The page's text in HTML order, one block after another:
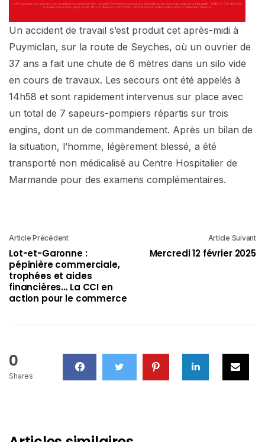
Un accident de travail s’est produit cet après-midi à
Puymiclan, sur la route de Seyches, où un ouvrier de
37 ans a fait une chute de 6 mètres dans un silo vide
en cours de travaux. Les secours ont été appelés à
14h58 et sont rapidement intervenus sur place avec
un total de 7 sapeurs-pompiers répartis sur trois
engins, dont un de commandement. Après un bilan de
la situation, l’homme, légèrement blessé, a été
transporté non médicalisé au Centre Hospitalier de
Marmande pour des examens complémentaires.
Article Précédent
Lot-et-Garonne :
pépinière commerciale,
trophées et aides
financières… La CCI en
action pour le commerce
Article Suivant
Mercredi 12 février 2025
0
Shares